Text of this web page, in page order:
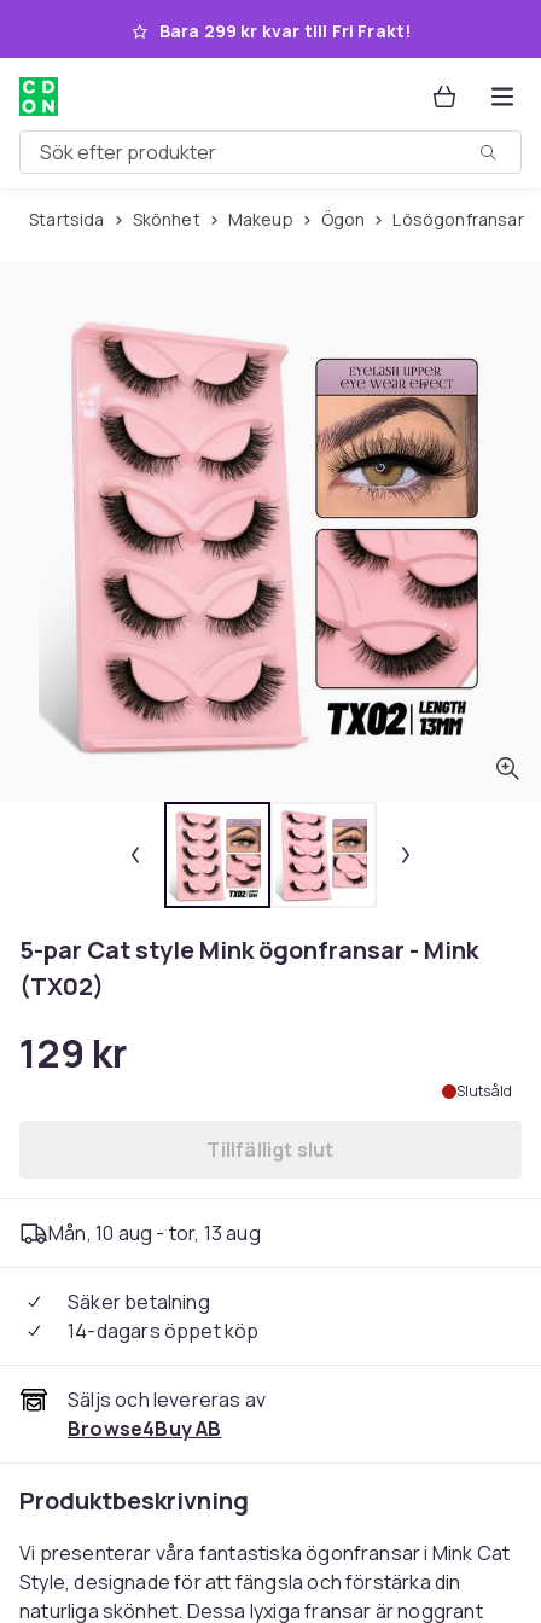
Hoppa till huvudinnehållet
Bara 299 kr kvar till Fri Frakt!
Sök efter produkter
Startsida Skönhet Makeup Ögon Lösögonfransar
5-par Cat style Mink ögonfransar - Mink
(TX02)
129 kr
Slutsåld
Tillfälligt slut
Mån, 10 aug - tor, 13 aug
Säker betalning
14-dagars öppet köp
Säljs och levereras av
Browse4Buy AB
Produktbeskrivning
Vi presenterar våra fantastiska ögonfransar i Mink Cat
Style, designade för att fängsla och förstärka din
naturliga skönhet. Dessa lyxiga fransar är noggrant